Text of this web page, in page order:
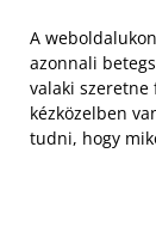
A
azonnali
valaki szeretne
kézközelben
tudni, hogy